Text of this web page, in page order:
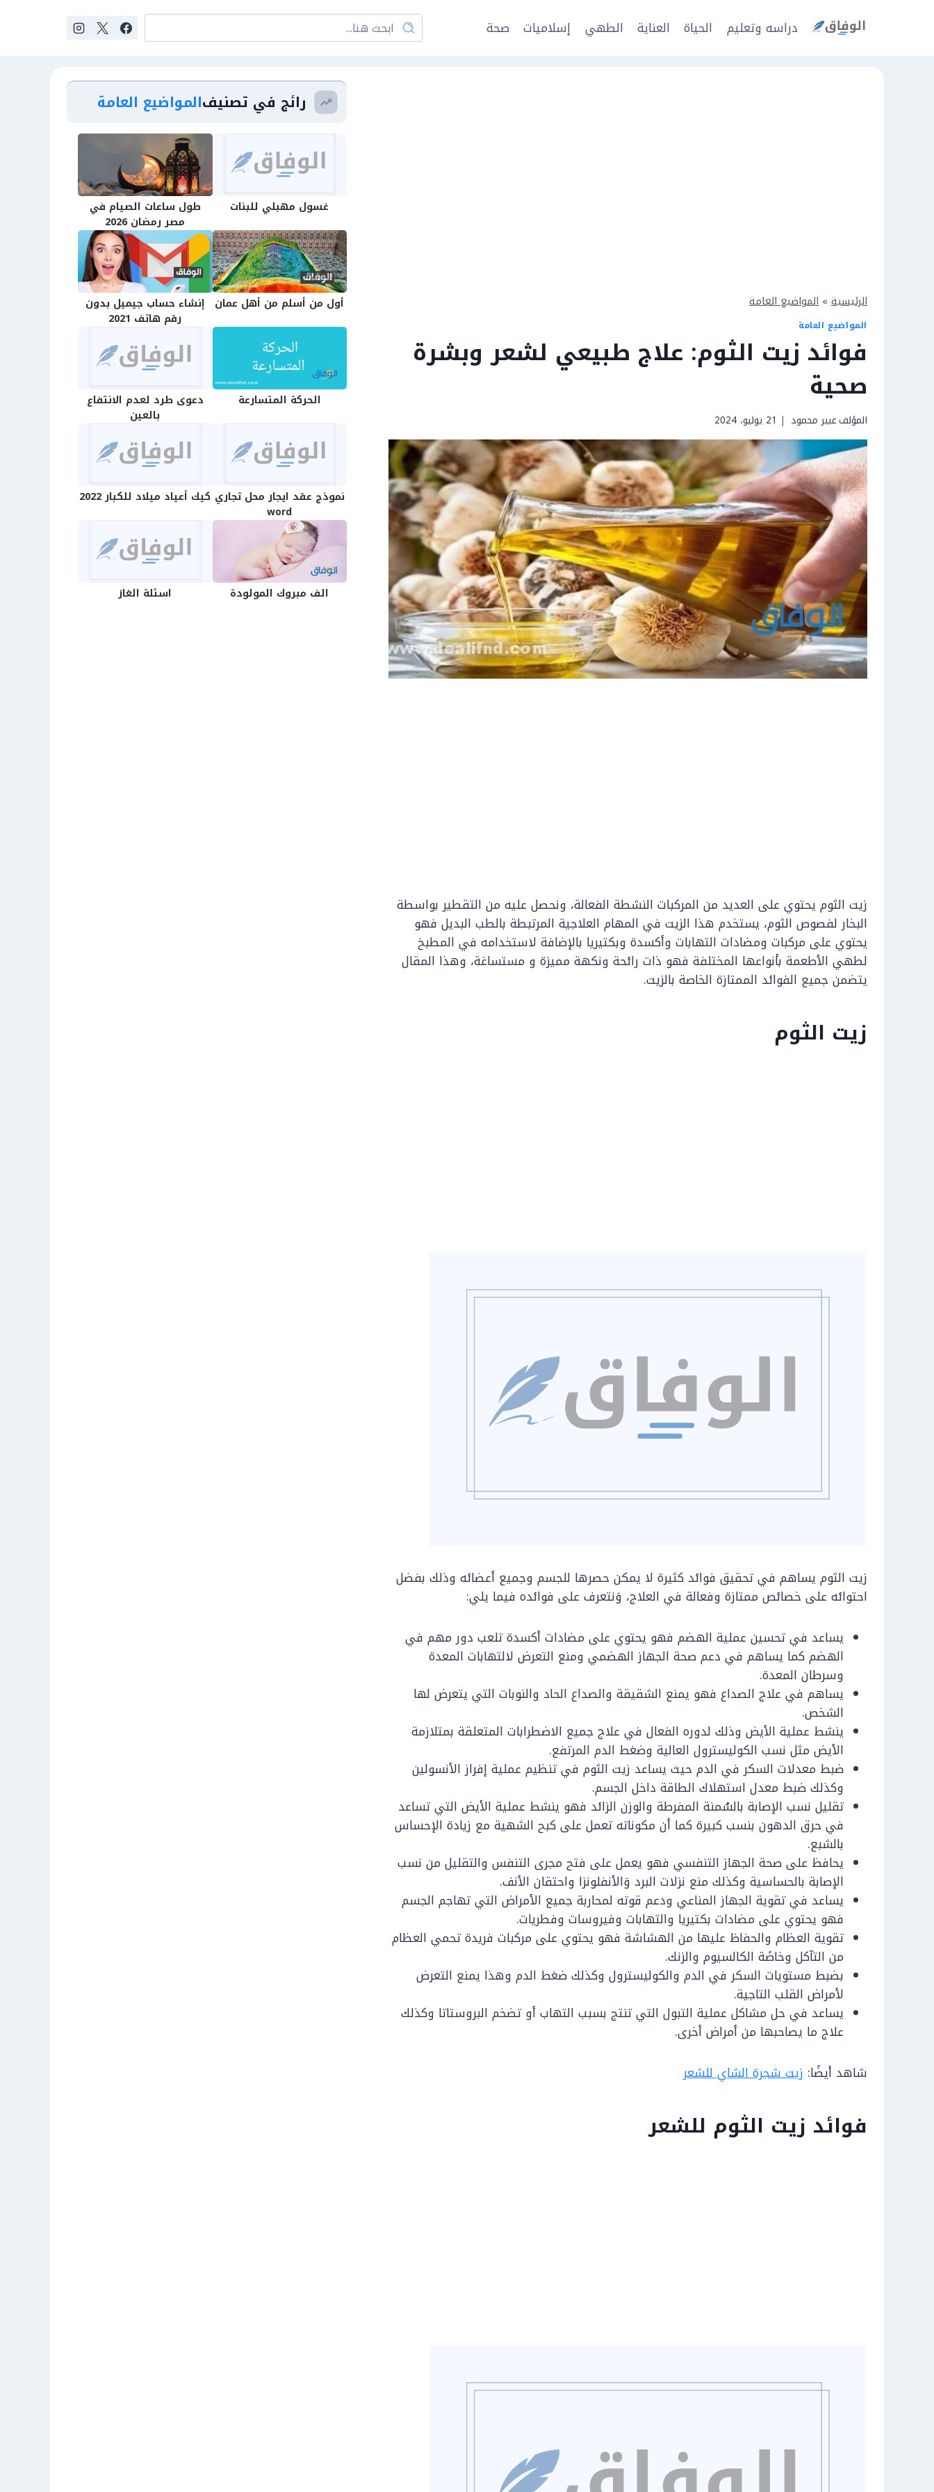
دراسه وتعليم الحياة العناية الطهي إسلاميات صحة
الرئيسية » المواضيع العامة
المواضيع العامة
فوائد زيت الثوم: علاج طبيعي لشعر وبشرة
صحية
المؤلفعبير محمود 21 يوليو، 2024
زيت الثوم يحتوي على العديد من المركبات النشطة الفعالة، ونحصل عليه من التقطير بواسطة
البخار لفصوص الثوم، يستخدم هذا الزيت في المهام العلاجية المرتبطة بالطب البديل فهو
يحتوي على مركبات ومضادات التهابات وأكسدة وبكتيريا بالإضافة لاستخدامه في المطبخ
لطهي الأطعمة بأنواعها المختلفة فهو ذات رائحة ونكهة مميزة و مستساغة، وهذا المقال
يتضمن جميع الفوائد الممتازة الخاصة بالزيت.
زيت الثوم
زيت الثوم يساهم في تحقيق فوائد كثيرة لا يمكن حصرها للجسم وجميع أعضائه وذلك بفضل
احتوائه على خصائص ممتازة وفعالة في العلاج، وَنتعرف على فوائده فيما يلي:
يساعد في تحسين عملية الهضم فهو يحتوي على مضادات أكسدة تلعب دور مهم في
الهضم كما يساهم في دعم صحة الجهاز الهضمي ومنع التعرض لالتهابات المعدة
وسرطان المعدة.
يساهم في علاج الصداع فهو يمنع الشقيقة والصداع الحاد والنوبات التي يتعرض لها
الشخص.
ينشط عملية الأيض وذلك لدوره الفعال في علاج جميع الاضطرابات المتعلقة بمتلازمة
الأيض مثل نسب الكوليسترول العالية وضغط الدم المرتفع.
ضبط معدلات السكر في الدم حيث يساعد زيت الثوم في تنظيم عملية إفراز الأنسولين
وكذلك ضبط معدل استهلاك الطاقة داخل الجسم.
تقليل نسب الإصابة بالسُمنة المفرطة والوزن الزائد فهو ينشط عملية الأيض التي تساعد
في حرق الدهون بنسب كبيرة كما أن مكوناته تعمل على كبح الشهية مع زيادة الإحساس
بالشبع.
يحافظ على صحة الجهاز التنفسي فهو يعمل على فتح مجرى التنفس والتقليل من نسب
الإصابة بالحساسية وكذلك منع نزلات البرد وَالأنفلونزا واحتقان الأنف.
يساعد في تقوية الجهاز المناعي ودعم قوته لمحاربة جميع الأمراض التي تهاجم الجسم
فهو يحتوي على مضادات بكتيريا والتهابات وفيروسات وفطريات.
تقوية العظام والحفاظ عليها من الهشاشة فهو يحتوي على مركبات فريدة تحمي العظام
من التآكل وخاصًة الكالسيوم والزنك.
بضبط مستويات السكر في الدم والكوليسترول وكذلك ضغط الدم وهذا يمنع التعرض
لأمراض القلب التاجية.
يساعد في حل مشاكل عملية التبول التي تنتج بسبب التهاب أو تضخم البروستاتا وكذلك
علاج ما يصاحبها من أمراض أخرى.
شاهد أيضًا: زيت شجرة الشاي للشعر
فوائد زيت الثوم للشعر
رائج في تصنيفالمواضيع العامة
غسول مهبلي للبنات
طول ساعات الصيام في
مصر رمضان 2026
أول من أسلم من أهل عمان إنشاء حساب جيميل بدون
رقم هاتف 2021
الحركة المتسارعة
دعوى طرد لعدم الانتفاع
بالعين
نموذج عقد ايجار محل تجاري
word
كيك أعياد ميلاد للكبار 2022
الف مبروك المولودة اسئلة الغاز